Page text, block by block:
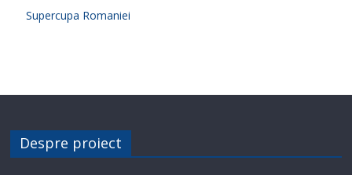
Supercupa Romaniei
Despre proiect